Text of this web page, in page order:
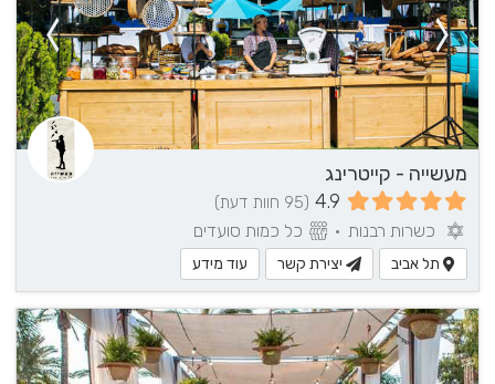
מעשייה - קייטרינג
4.9 (95 חוות דעת)
כשרות רבנות • כל כמות סועדים
תל אביב יצירת קשר עוד מידע